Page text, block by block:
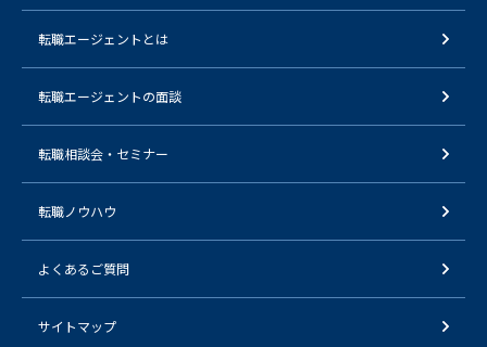
転職エージェントとは
転職エージェントの面談
転職相談会・セミナー
転職ノウハウ
よくあるご質問
サイトマップ